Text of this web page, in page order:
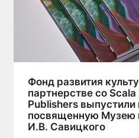
Фонд развития
партнерстве со
Publishers выпустили
посвященную Музею
И.В. Савицкого